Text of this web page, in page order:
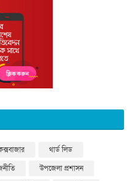
থার্ড লিড
উপজেলা প্রশাসন